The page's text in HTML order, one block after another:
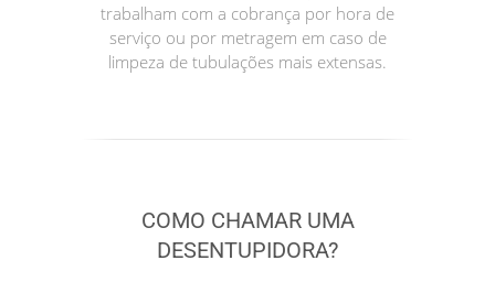
trabalham com a cobrança por hora de
serviço ou por metragem em caso de
limpeza de tubulações mais extensas.
COMO CHAMAR UMA
DESENTUPIDORA?